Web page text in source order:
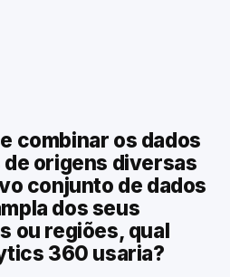
combinar os dados
origens diversas
conjunto de dados
dos seus
ou regiões, qual
360 usaria?